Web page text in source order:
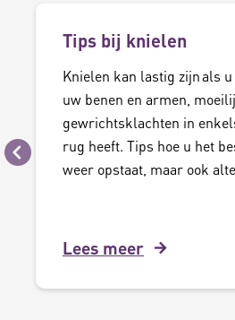
Vorige
Tips bij knielen
Knielen kan lastig zijn als
uw benen en armen,
gewrichtsklachten in
rug heeft. Tips hoe u het
weer opstaat, maar ook
Lees meer